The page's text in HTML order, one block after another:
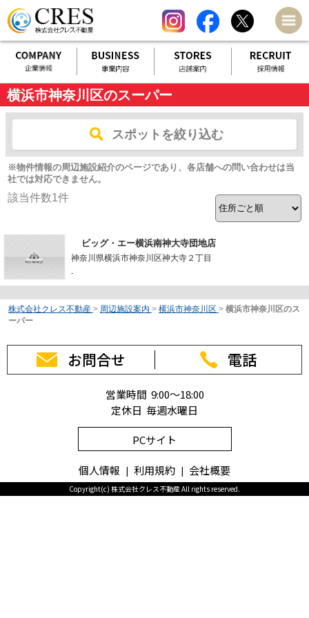
横浜市神奈川区のスーパー
スポットを絞り込む
※物件情報の周辺施設紹介のページであり、各店舗への問い合わせは当
社では対応できません。
該当件数1件
ビッグ・エー横浜南神大寺団地店
神奈川県横浜市神奈川区神大寺２丁目
-
株式会社クレス不動産 > 周辺施設案内 > 横浜市神奈川区 > 横浜市神奈川区のス
ーパー
お問合せ 電話
営業時間 9:00～18:00
定休日 毎週水曜日
PCサイト
個人情報 利用規約 会社概要
Copyright(c) 株式会社クレス不動産 All rights reserved.